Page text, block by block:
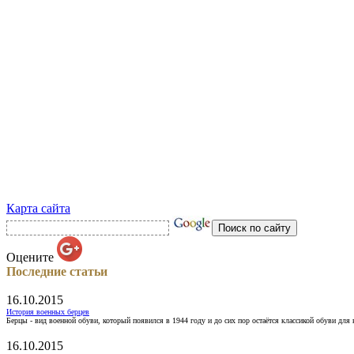
Карта сайта
Оцените
Последние статьи
16.10.2015
История военных берцев
Берцы - вид военной обуви, который появился в 1944 году и до сих пор остаётся классикой обуви
16.10.2015